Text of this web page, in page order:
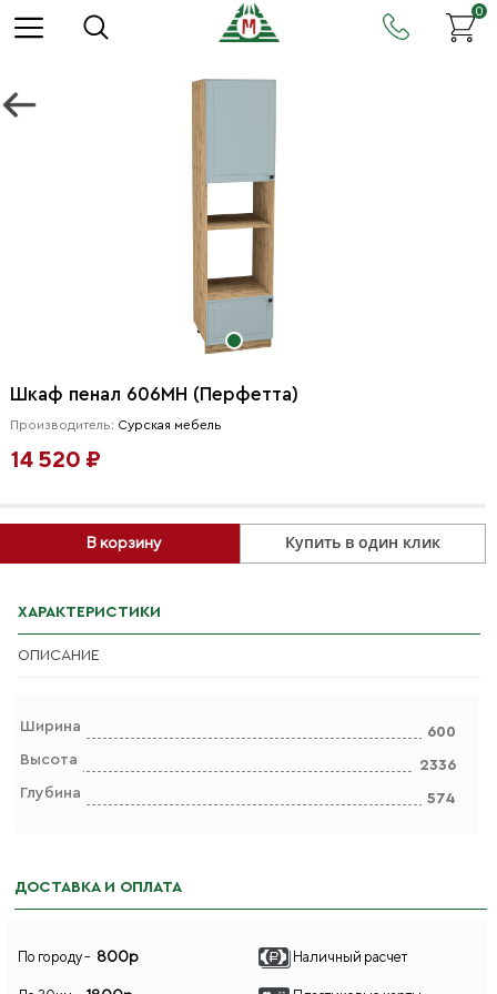
0
Шкаф пенал 606МН (Перфетта)
Производитель: Сурская мебель
14 520 ₽
В корзину Купить в один клик
ХАРАКТЕРИСТИКИ
ОПИСАНИЕ
Ширина
600
Высота
2336
Глубина
574
ДОСТАВКА И ОПЛАТА
По городу - 800р Наличный расчет